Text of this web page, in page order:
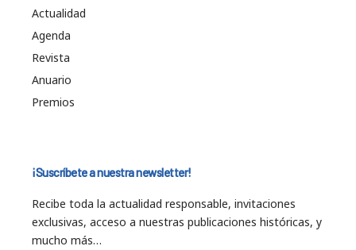
Actualidad
Agenda
Revista
Anuario
Premios
¡Suscríbete a nuestra newsletter!
Recibe toda la actualidad responsable, invitaciones
exclusivas, acceso a nuestras publicaciones históricas, y
mucho más…